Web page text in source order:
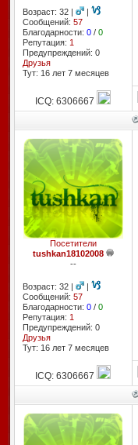
Возраст: 32 |
|
Сообщений: 57
Благодарности: 0/ 0
Репутация: 1
Предупреждений: 0
Друзья
Тут: 16 лет 7 месяцев
ICQ: 6306667
Посетители
tushkan18102008
--
Возраст: 32 |
|
Сообщений: 57
Благодарности: 0/ 0
Репутация: 1
Предупреждений: 0
Друзья
Тут: 16 лет 7 месяцев
ICQ: 6306667